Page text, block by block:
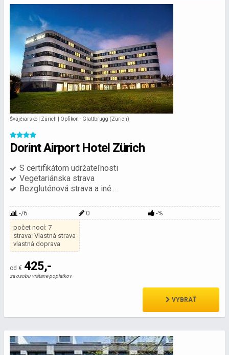
Švajčiarsko | Zürich | Opfikon - Glattbrugg (Zürich)
Dorint Airport Hotel Zürich
S certifikátom udržateľnosti
Vegetariánska strava
Bezgluténová strava a iné...
-/6 0
-%
počet nocí: 7
strava: Vlastná strava
vlastná doprava
od € 425,-
za osobu vrátane poplatkov
VYBRAŤ